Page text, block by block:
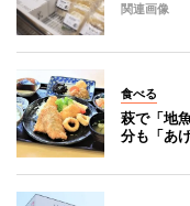
関連画像
食べる
萩で「地
分も「あ